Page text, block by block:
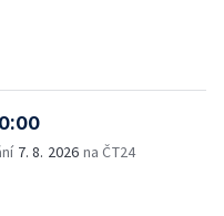
7. 8. 2026 na ČT24